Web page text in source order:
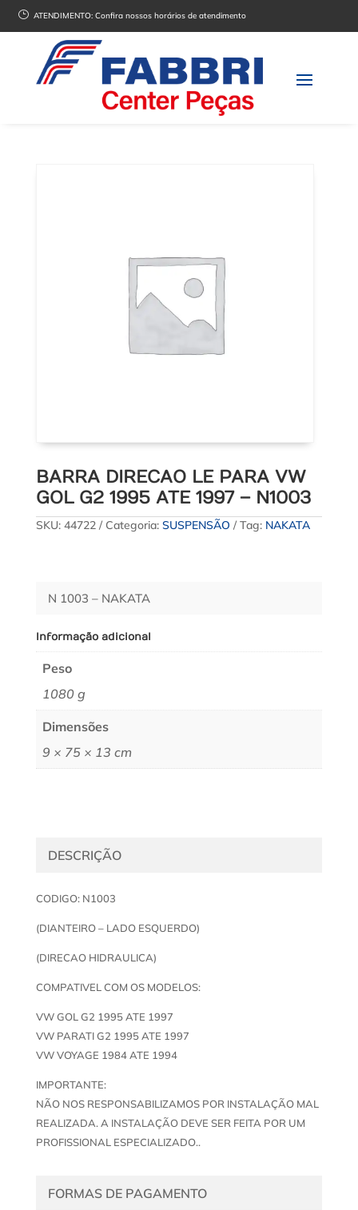
} ATENDIMENTO:Confira nossos horários de atendimento
BARRA DIRECAO LE PARA VW
GOL G2 1995 ATE 1997 – N1003
SKU: 44722 Categoria: SUSPENSÃO Tag: NAKATA
N 1003 – NAKATA
Informação adicional
Peso
1080 g
Dimensões
9 × 75 × 13 cm
DESCRIÇÃO
CODIGO: N1003
(DIANTEIRO – LADO ESQUERDO)
(DIRECAO HIDRAULICA)
COMPATIVEL COM OS MODELOS:
VW GOL G2 1995 ATE 1997
VW PARATI G2 1995 ATE 1997
VW VOYAGE 1984 ATE 1994
IMPORTANTE:
NÃO NOS RESPONSABILIZAMOS POR INSTALAÇÃO MAL
REALIZADA. A INSTALAÇÃO DEVE SER FEITA POR UM
PROFISSIONAL ESPECIALIZADO..
FORMAS DE PAGAMENTO